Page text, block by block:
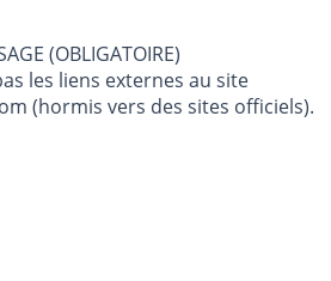
TEXTE DE VOTRE MESSAGE (OBLIGATOIRE)
les liens externes au site
(hormis vers des sites officiels).